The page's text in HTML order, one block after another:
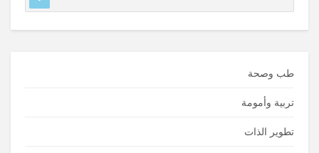
طب وصحة
تربية وأمومة
تطوير الذات